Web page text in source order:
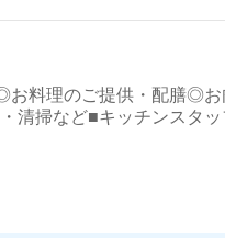
料理のご提供・配膳◎お
清掃など■キッチンスタ